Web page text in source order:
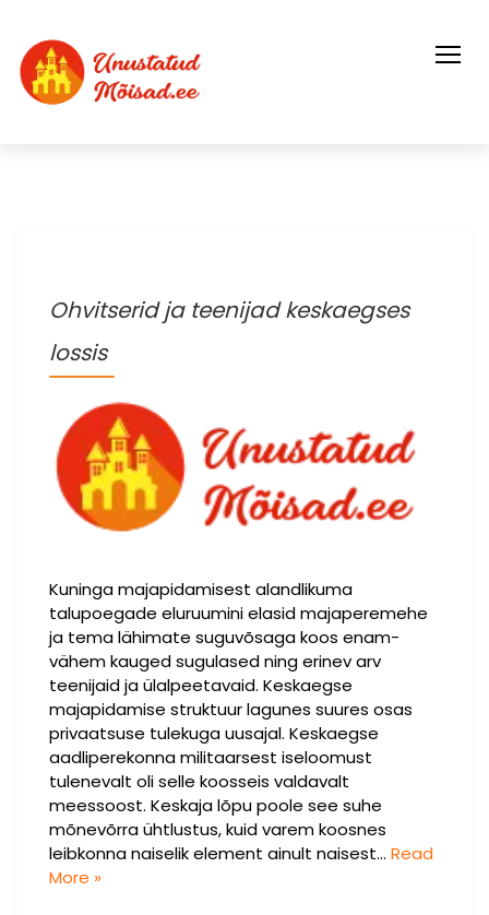
content
Ohvitserid ja teenijad keskaegses
lossis
Kuninga majapidamisest alandlikuma
talupoegade eluruumini elasid majaperemehe
ja tema lähimate suguvõsaga koos enam-
vähem kauged sugulased ning erinev arv
teenijaid ja ülalpeetavaid. Keskaegse
majapidamise struktuur lagunes suures osas
privaatsuse tulekuga uusajal. Keskaegse
aadliperekonna militaarsest iseloomust
tulenevalt oli selle koosseis valdavalt
meessoost. Keskaja lõpu poole see suhe
mõnevõrra ühtlustus, kuid varem koosnes
leibkonna naiselik element ainult naisest… Read
More »